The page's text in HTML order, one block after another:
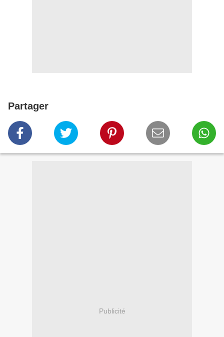
Partager
Publicité